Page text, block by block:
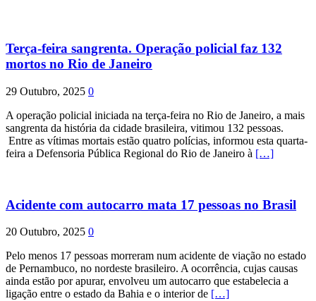
Terça-feira sangrenta. Operação policial faz 132
mortos no Rio de Janeiro
29 Outubro, 2025 0
A operação policial iniciada na terça-feira no Rio de Janeiro, a mais
sangrenta da história da cidade brasileira, vitimou 132 pessoas.
Entre as vítimas mortais estão quatro polícias, informou esta quarta-
feira a Defensoria Pública Regional do Rio de Janeiro à […]
Acidente com autocarro mata 17 pessoas no Brasil
20 Outubro, 2025 0
Pelo menos 17 pessoas morreram num acidente de viação no estado
de Pernambuco, no nordeste brasileiro. A ocorrência, cujas causas
ainda estão por apurar, envolveu um autocarro que estabelecia a
ligação entre o estado da Bahia e o interior de […]